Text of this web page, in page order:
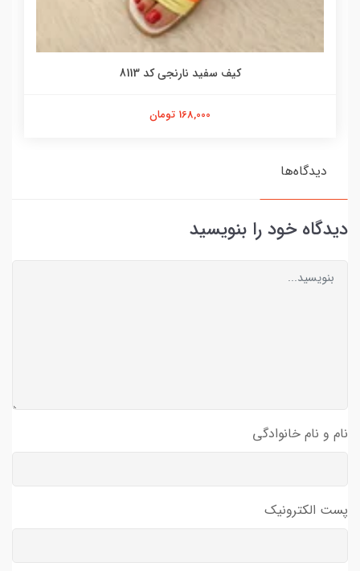
کیف سفید نارنجی کد 8113
168,000 تومان
دیدگاه‌ها
دیدگاه خود را بنویسید
نام و نام خانوادگی
پست الکترونیک